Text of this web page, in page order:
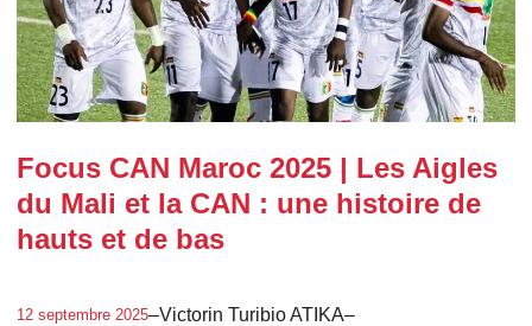
Focus CAN Maroc 2025 | Les Aigles
du Mali et la CAN : une histoire de
hauts et de bas
12 septembre 2025–Victorin Turibio ATIKA–